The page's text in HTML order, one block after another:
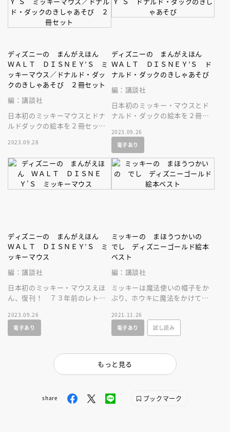
ディズニーの まんがえほん
ＷＡＬＴ ＤＩＳＮＥＹ’Ｓ ミ
ッキーマウス／ドナルド・ダッ
クのきしゃあそび ２冊セット
編：講談社
日本初のミッキーマウスとドナ
ルドダックの絵本を２冊セット
トロかわいさがたまらない！！
2023.09.28
ディズニーの まんがえほん
ＷＡＬＴ ＤＩＳＮＥＹ’Ｓ ド
ナルド・ダックのきしゃあそび
編：講談社
日本初のミッキー・マウスとド
ナルド・ダックの絵本を２冊セ
のレトロかわいさがたまらな
い！！
2023.09.26
電子あり
ディズニーの まんがえほん
ＷＡＬＴ ＤＩＳＮＥＹ’Ｓ ミ
ッキーマウス
編：講談社
日本初のミッキー・マウスえほ
ん、復刊！ ７３年前のレトロ
2023.09.26
電子あり
ミッキーの まほうつかいの
でし ディズニーゴールド絵本
ベスト
編：講談社
ミッキーは魔法使いの帽子をか
ぶり、ホウキに魔法をかけて水
画『ファンタジア』の幼児向け
絵本
2021.11.26
電子あり
試し読み
もっと見る
share ブックマーク